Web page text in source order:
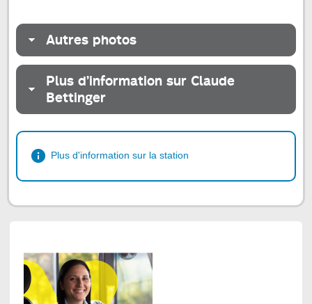
Autres photos
Plus d’information sur Claude
Bettinger
Plus d'information sur la station